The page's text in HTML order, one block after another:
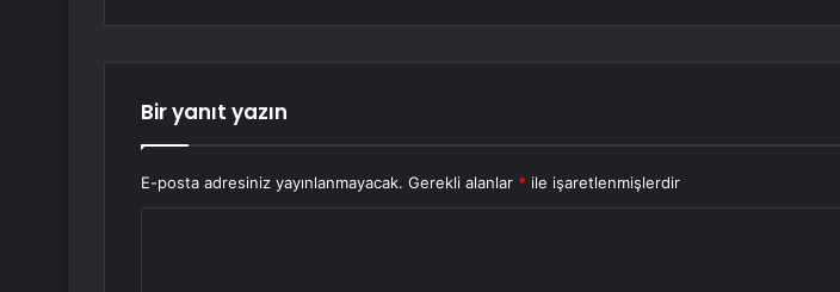
Bir yanıt yazın
E-posta adresiniz yayınlanmayacak. Gerekli alanlar * ile işaretlenmişlerdir